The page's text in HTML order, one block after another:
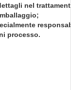
nel
processo.